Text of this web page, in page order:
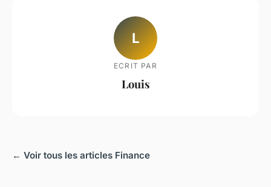
L
ECRIT PAR
Louis
← Voir tous les articles Finance